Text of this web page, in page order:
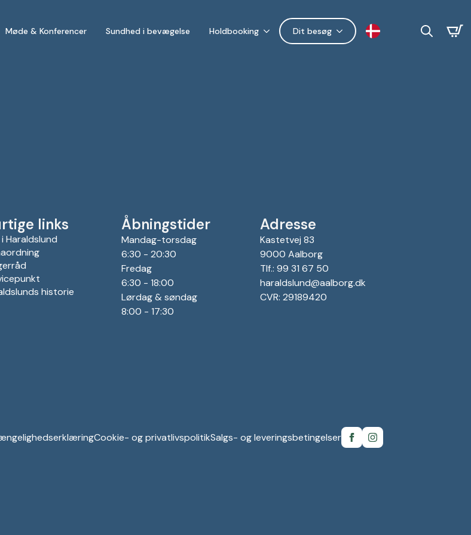
Møde & Konferencer Sundhed i bevægelse Holdbooking Dit besøg
links
Haraldslund
historie
Åbningstider
Mandag-torsdag
6:30 - 20:30
Fredag
6:30 - 18:00
Lørdag & søndag
8:00 - 17:30
Adresse
Kastetvej 83
9000 Aalborg
Tlf.: 99 31 67 50
haraldslund@aalborg.dk
CVR: 29189420
Cookie- og privatlivspolitikSalgs- og leveringsbetingelser